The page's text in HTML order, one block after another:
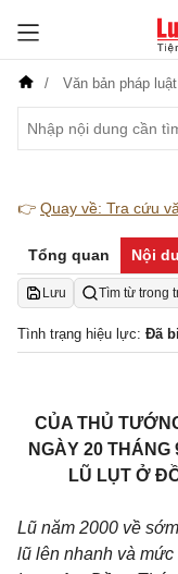
Văn bản pháp luật
👉 Quay về: Tra cứu
Tổng quan Nội
Lưu Tìm từ trong
Tình trạng hiệu lực: Đã
CỦA THỦ
NGÀY 20 THÁNG
LŨ LỤT Ở
Lũ năm 2000 về
lũ lên nhanh và